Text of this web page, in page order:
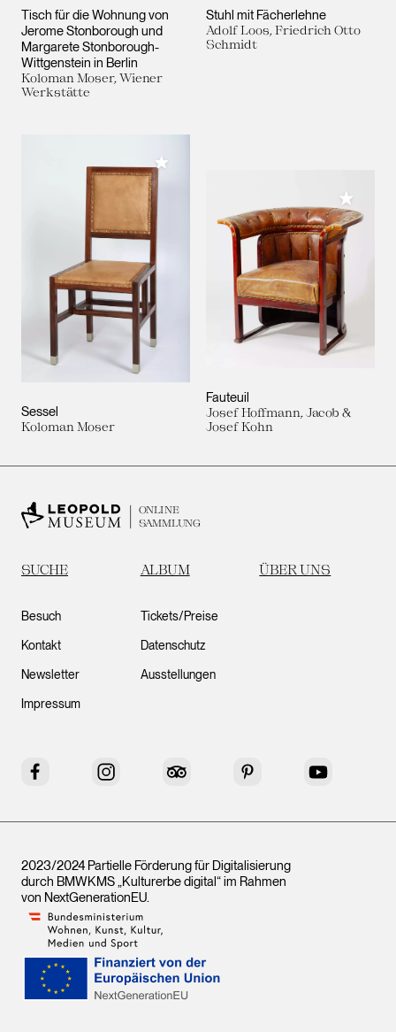
Tisch für die Wohnung von
Jerome Stonborough und
Margarete Stonborough-
Wittgenstein in Berlin
Koloman Moser, Wiener
Werkstätte
Stuhl mit Fächerlehne
Adolf Loos, Friedrich Otto
Schmidt
Sessel
Koloman Moser
Meiner Sammlung hinzufügen
Fauteuil
Josef Hoffmann, Jacob &
Josef Kohn
Meiner
ONLINE
SAMMLUNG
SUCHE ALBUM ÜBER UNS
Besuch
Kontakt
Newsletter
Impressum
Tickets/Preise
Datenschutz
Ausstellungen
Facebook Instagram Tripadvisor Pinterest YouTube
2023/2024 Partielle Förderung für Digitalisierung
durch BMWKMS „Kulturerbe digital“ im Rahmen
von NextGenerationEU.